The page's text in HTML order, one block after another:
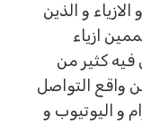
و الذين
ازياء
كثير من
واقع التواصل
و اليوتيوب و